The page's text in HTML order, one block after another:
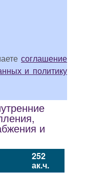
соглашение
и политику
и
252
ак.ч.